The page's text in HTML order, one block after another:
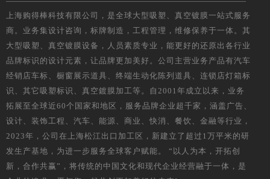
上海购得棒科技有限公司，是全球大型吸塑、真空镀膜一站式服务
商。业务集设计咨询，标牌制造，工程管理，维修保养于一体。其
大型吸塑、真空镀膜设备，人员素质专业，能更好的还原出各行业
品牌标识的设计元素，让品牌更加美好。公司主营业务产品有汽车
经销店车标、橱窗展示道具、终端生动化陈列道具、连锁店灯箱标
识、其它吸塑标识、真空鍍膜加工等。自2001年成立以来，业务
拓展至全球近60个国家和地区，服务品牌企业超千家，涵盖广告、
设计、装饰工程、汽车、能源、商业、快消、餐饮、金融等行业，
2023年，公司在上海松江出口加工区，新建立了超过1万平米的研
发生产基地，为进一步服务全球客户赋能。 “以人为本，开拓创
新，合作共赢”，将传统的中国文化和现代企业经营融于一体，是